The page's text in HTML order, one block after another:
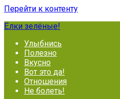
Перейти к контенту
Ёлки зелёные!
Улыбнись
Полезно
Вкусно
Вот это да!
Отношения
Не болеть!